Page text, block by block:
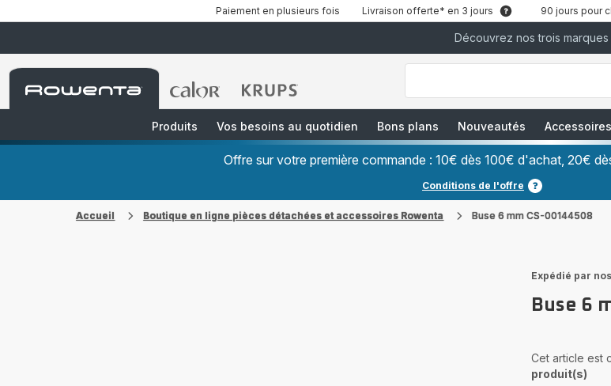
Paiement en plusieurs fois Livraison offerte* en 3 jours 90 jours pour
Découvrez nos trois marques
Accueil
Rowenta
Accueil
Accueil
["Que
recherchez-
Café
Grains","Centrales
Vapeurs","Sèche
Produits
Vos besoins au quotidien Bons plans Nouveautés Accessoires
Offre sur votre première commande : 10€ dès 100€ d'achat, 20€
Conditions de l'offre
Accueil Boutique en ligne pièces détachées et accessoires Rowenta Buse 6 mm CS-00144508
Expédié par
Buse 6
Cet article est
produit(s)